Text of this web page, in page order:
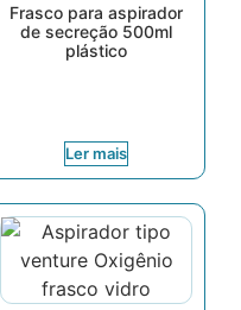
Frasco para aspirador
de secreção 500ml
plástico
Ler mais